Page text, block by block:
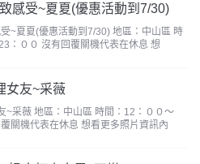
感受~夏夏(優惠活動到7/30)
(優惠活動到7/30) 地區：中山區 時
間：11：００～23：００ 沒有回覆關機代表在休息 想
女友~采薇
間：12：００～
01：００ 沒有回覆關機代表在休息 想看更多照片資訊內